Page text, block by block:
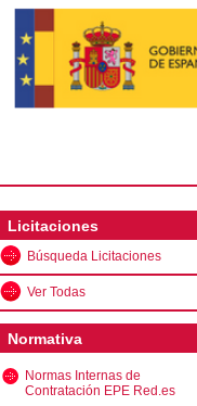
Licitaciones
Búsqueda Licitaciones
Ver Todas
Normativa
Normas Internas de
Contratación EPE Red.es